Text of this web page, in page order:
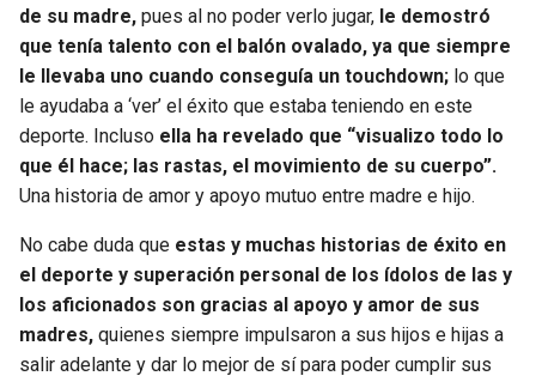
de su madre, pues al no poder verlo jugar, le demostró
que tenía talento con el balón ovalado, ya que siempre
le llevaba uno cuando conseguía un touchdown; lo que
le ayudaba a ‘ver’ el éxito que estaba teniendo en este
deporte. Incluso ella ha revelado que “visualizo todo lo
que él hace; las rastas, el movimiento de su cuerpo”.
Una historia de amor y apoyo mutuo entre madre e hijo.
No cabe duda que estas y muchas historias de éxito en
el deporte y superación personal de los ídolos de las y
los aficionados son gracias al apoyo y amor de sus
madres, quienes siempre impulsaron a sus hijos e hijas a
salir adelante y dar lo mejor de sí para poder cumplir sus